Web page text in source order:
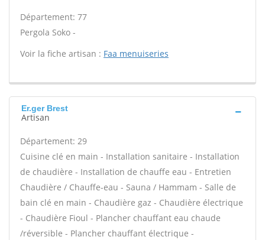
Département: 77
Pergola Soko -
Voir la fiche artisan : Faa menuiseries
Er.ger Brest
Artisan
Département: 29
Cuisine clé en main - Installation sanitaire - Installation
de chaudière - Installation de chauffe eau - Entretien
Chaudière / Chauffe-eau - Sauna / Hammam - Salle de
bain clé en main - Chaudière gaz - Chaudière électrique
- Chaudière Fioul - Plancher chauffant eau chaude
/réversible - Plancher chauffant électrique -